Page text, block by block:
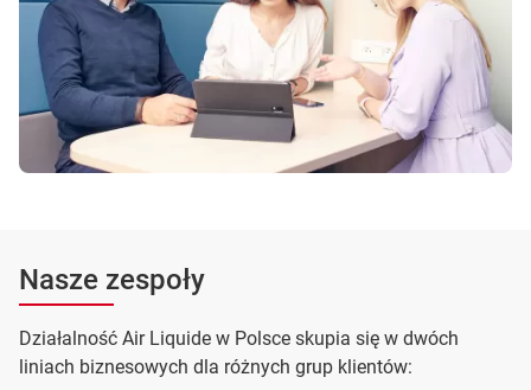
Nasze zespoły
Działalność Air Liquide w Polsce skupia się w dwóch
liniach biznesowych dla różnych grup klientów: